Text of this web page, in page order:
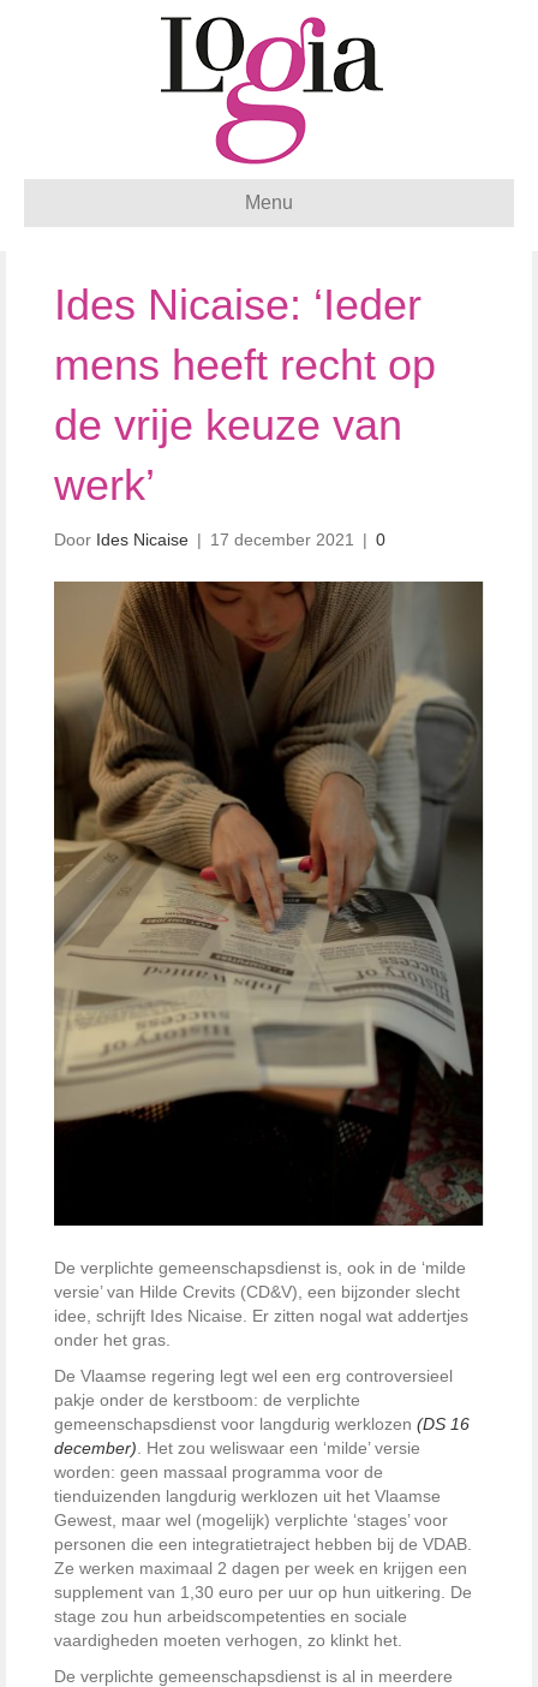
Menu
Ides Nicaise: ‘Ieder
mens heeft recht op
de vrije keuze van
werk’
Door Ides Nicaise | 17 december 2021 | 0
De verplichte gemeenschapsdienst is, ook in de ‘milde
versie’ van Hilde Crevits (CD&V), een bijzonder slecht
idee, schrijft Ides Nicaise. Er zitten nogal wat addertjes
onder het gras.
De Vlaamse regering legt wel een erg controversieel
pakje onder de kerstboom: de verplichte
gemeenschapsdienst voor langdurig werklozen ­ (DS 16
december) . Het zou weliswaar een ‘milde’ versie
worden: geen massaal programma voor de
tienduizenden langdurig werklozen uit het Vlaamse
Gewest, maar wel (mogelijk) verplichte ‘stages’ voor
personen die een integratietraject hebben bij de VDAB.
Ze werken maximaal 2 dagen per week en krijgen een
supplement van 1,30 euro per uur op hun uit­kering. De
stage zou hun arbeidscom­petenties en sociale
vaardigheden moeten verhogen, zo klinkt het.
De verplichte gemeenschapsdienst is al in meerdere